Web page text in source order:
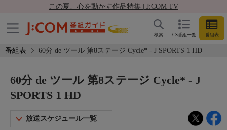
この夏、心を動かす作品特集 | J:COM TV
CS番組一覧 番組表
検索
番組表 60分 de ツール 第8ステージ Cycle* - J SPORTS 1 HD
60分 de ツール 第8ステージ Cycle* - J
SPORTS 1 HD
放送スケジュール一覧